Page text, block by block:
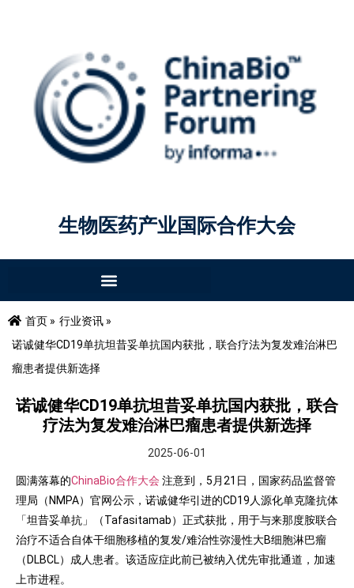
生物医药产业国际合作大会
首页 » 行业资讯 »
诺诚健华CD19单抗坦昔妥单抗国内获批，联合疗法为复发难治淋巴
瘤患者提供新选择
诺诚健华CD19单抗坦昔妥单抗国内获批，联合
疗法为复发难治淋巴瘤患者提供新选择
2025-06-01
圆满落幕的ChinaBio合作大会 注意到，5月21日，国家药品监督管
理局（NMPA）官网公示，诺诚健华引进的CD19人源化单克隆抗体
「坦昔妥单抗」（Tafasitamab）正式获批，用于与来那度胺联合
治疗不适合自体干细胞移植的复发/难治性弥漫性大B细胞淋巴瘤
（DLBCL）成人患者。该适应症此前已被纳入优先审批通道，加速
上市进程。